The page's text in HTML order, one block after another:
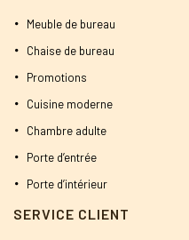
Meuble de bureau
Chaise de bureau
Promotions
Cuisine moderne
Chambre adulte
Porte d’entrée
Porte d’intérieur
SERVICE CLIENT